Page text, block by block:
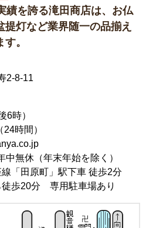
を誇る滝田商店は、 お仏
提灯など業界随一の品揃え
。
2-8-11
6時）
時間）
中無休（年末年始を除く）
「田原町」駅下車 徒歩2分
徒歩20分 専用駐車場あり